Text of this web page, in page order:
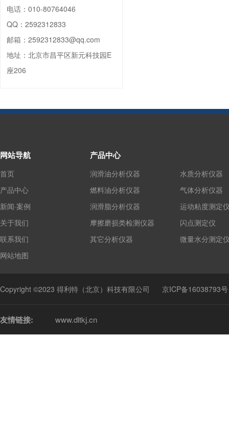
电话： 010-80764046
QQ： 2592312833
邮箱： 2592312833@qq.com
地址： 北京市昌平区新元科技园E
座206
网站导航
首页
产品中心
新闻·案例
关于我们
联系我们
网站地图
产品中心
润滑油分析仪器
燃料油分析仪器
润滑脂分析仪器
摩擦磨损类检测仪器
其它分析仪器
水质分析仪器
气体分析仪器
运动粘度测定
闪点测定仪
微量水分测定
Copyright ©2023 得利特（北京）科技有限公司 京ICP备16038793号
友情链接: www.dltkj.cn